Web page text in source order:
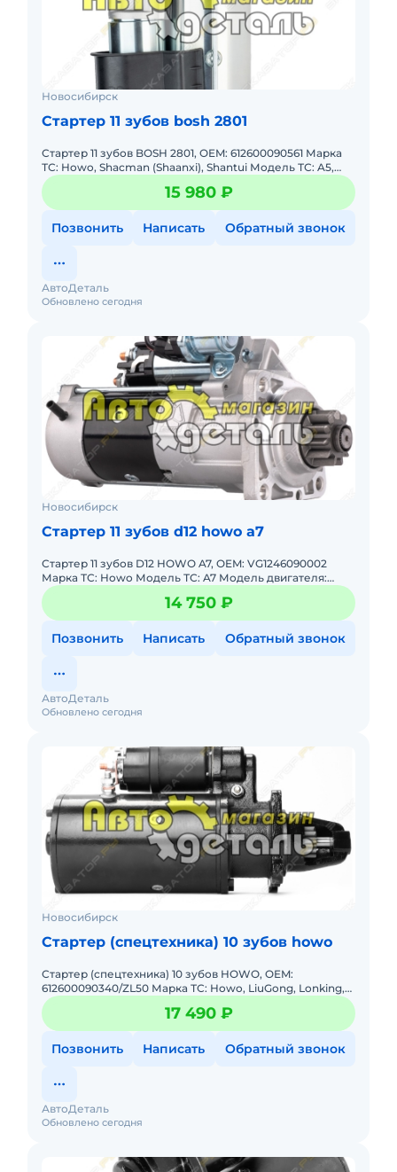
Новосибирск
Стартер 11 зубов bosh 2801
Стартер 11 зубов BOSH 2801, OEM: 612600090561 Марка
ТС: Howo, Shacman (Shaanxi), Shantui Модель ТС: A5,
F2000, F3000, SD16, X3000 Модель двигателя: Weichai
WD12
15 980 ₽
Позвонить Написать Обратный звонок
Обновлено сегодня
АвтоДеталь
Новосибирск
Стартер 11 зубов d12 howo a7
Стартер 11 зубов D12 HOWO A7, OEM: VG1246090002
Марка ТС: Howo Модель ТС: A7 Модель двигателя:
Weichai WD12 Годы выпуска: 2010-2021 Тип шасси:
Самосвал 6*4, Сам
14 750 ₽
Позвонить Написать Обратный звонок
Обновлено сегодня
АвтоДеталь
Новосибирск
Стартер (спецтехника) 10 зубов howo
Стартер (спецтехника) 10 зубов HOWO, OEM:
612600090340/ZL50 Марка ТС: Howo, LiuGong, Lonking,
XCMG, XGMA (XiaGong) Модель ТС: A5, LG953F, LG956FN,
ZL50, ZL50C,
17 490 ₽
Позвонить Написать Обратный звонок
Обновлено сегодня
АвтоДеталь